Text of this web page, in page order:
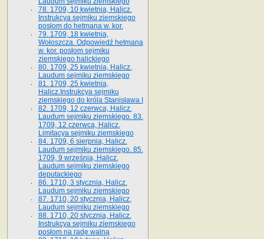
78. 1709, 10 kwietnia, Halicz.
Instrukcya sejmiku ziemskiego
posłom do hetmana w. kor.
79. 1709, 18 kwietnia,
Wołoszcza. Odpowiedź hetmana
w. kor. posłom sejmiku
ziemskiego halickiego
80. 1709, 25 kwietnia, Halicz.
Laudum sejmiku ziemskiego
81. 1709, 25 kwietnia,
Halicz.Instrukcya sejmiku
ziemskiego do króla Stanisława I
82. 1709, 12 czerwca, Halicz.
Laudum sejmiku ziemskiego. 83.
1709, 12 czerwca, Halicz.
Limitacya sejmiku ziemskiego
84. 1709, 6 sierpnia, Halicz.
Laudum sejmiku ziemskiego. 85.
1709, 9 września, Halicz.
Laudum sejmiku ziemskiego
deputackiego
86. 1710, 3 stycznia, Halicz.
Laudum sejmiku ziemskiego
87. 1710, 20 stycznia, Halicz.
Laudum sejmiku ziemskiego
88. 1710, 20 stycznia, Halicz.
Instrukcya sejmiku ziemskiego
posłom na radę walną